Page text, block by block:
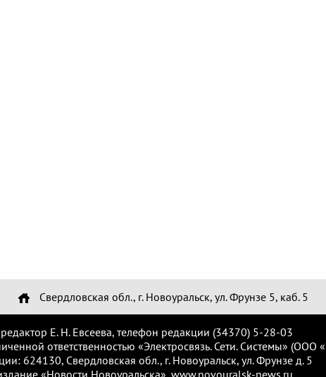
Свердловская обл., г. Новоуральск, ул. Фрунзе 5, каб. 5
Е. Н. Евсеева, телефон редакции (34370) 5-28-03
ответственностью «Электросвязь. Сети. Системы» (ООО
624130, Свердловская обл., г. Новоуральск, ул. Фрунзе д. 5